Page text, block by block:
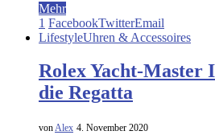
Mehr
1 FacebookTwitterEmail
LifestyleUhren & Accessoires
Rolex Yacht-Master
die Regatta
vonAlex 4. November 2020